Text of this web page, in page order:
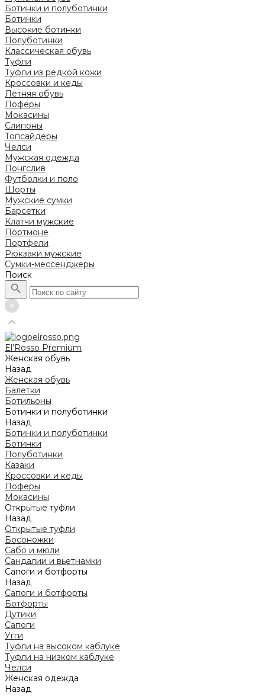
Ботинки и полуботинки
Ботинки
Высокие ботинки
Полуботинки
Классическая обувь
Туфли
Туфли из редкой кожи
Кроссовки и кеды
Летняя обувь
Лоферы
Мокасины
Слипоны
Топсайдеры
Челси
Мужская одежда
Лонгслив
Футболки и поло
Шорты
Мужские сумки
Барсетки
Клатчи мужские
Портмоне
Портфели
Рюкзаки мужские
Сумки-мессенджеры
Поиск
El’Rosso Premium
Женская обувь
Назад
Женская обувь
Балетки
Ботильоны
Ботинки и полуботинки
Назад
Ботинки и полуботинки
Ботинки
Полуботинки
Казаки
Кроссовки и кеды
Лоферы
Мокасины
Открытые туфли
Назад
Открытые туфли
Босоножки
Сабо и мюли
Сандалии и вьетнамки
Сапоги и ботфорты
Назад
Сапоги и ботфорты
Ботфорты
Дутики
Сапоги
Угги
Туфли на высоком каблуке
Туфли на низком каблуке
Челси
Женская одежда
Назад